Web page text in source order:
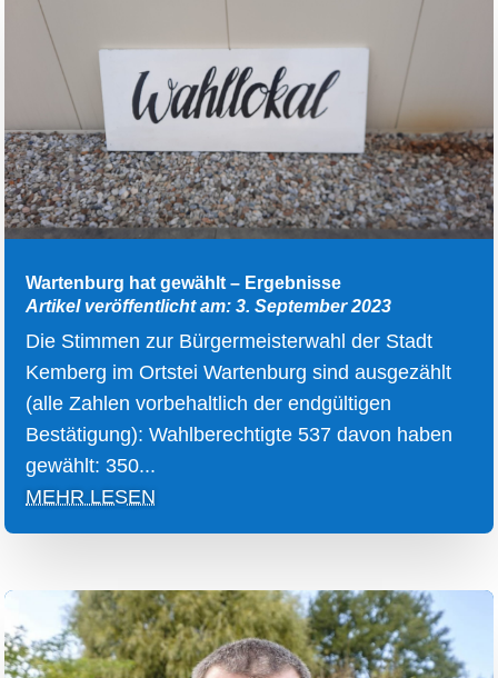
Wartenburg hat gewählt – Ergebnisse
Artikel veröffentlicht am: 3. September 2023
Die Stimmen zur Bürgermeisterwahl der Stadt
Kemberg im Ortstei Wartenburg sind ausgezählt
(alle Zahlen vorbehaltlich der endgültigen
Bestätigung): Wahlberechtigte 537 davon haben
gewählt: 350...
MEHR LESEN